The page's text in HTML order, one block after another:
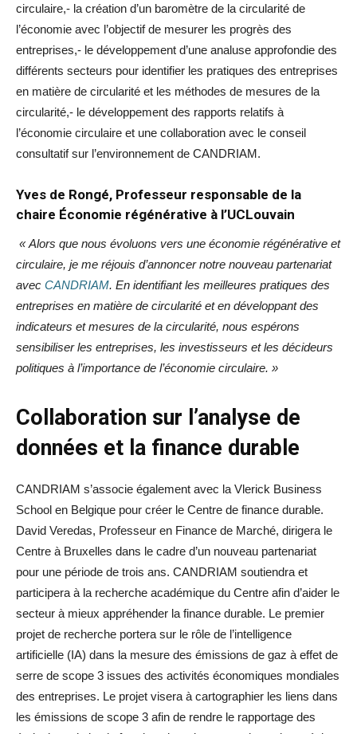
circulaire,- la création d’un baromètre de la circularité de
l’économie avec l’objectif de mesurer les progrès des
entreprises,- le développement d’une analuse approfondie des
différents secteurs pour identifier les pratiques des entreprises
en matière de circularité et les méthodes de mesures de la
circularité,- le développement des rapports relatifs à
l’économie circulaire et une collaboration avec le conseil
consultatif sur l’environnement de CANDRIAM.
Yves de Rongé, Professeur responsable de la
chaire Économie régénérative à l’UCLouvain
« Alors que nous évoluons vers une économie régénérative et
circulaire, je me réjouis d’annoncer notre nouveau partenariat
avec CANDRIAM. En identifiant les meilleures pratiques des
entreprises en matière de circularité et en développant des
indicateurs et mesures de la circularité, nous espérons
sensibiliser les entreprises, les investisseurs et les décideurs
politiques à l’importance de l’économie circulaire. »
Collaboration sur l’analyse de
données et la finance durable
CANDRIAM s’associe également avec la Vlerick Business
School en Belgique pour créer le Centre de finance durable.
David Veredas, Professeur en Finance de Marché, dirigera le
Centre à Bruxelles dans le cadre d’un nouveau partenariat
pour une période de trois ans. CANDRIAM soutiendra et
participera à la recherche académique du Centre afin d’aider le
secteur à mieux appréhender la finance durable. Le premier
projet de recherche portera sur le rôle de l’intelligence
artificielle (IA) dans la mesure des émissions de gaz à effet de
serre de scope 3 issues des activités économiques mondiales
des entreprises. Le projet visera à cartographier les liens dans
les émissions de scope 3 afin de rendre le rapportage des